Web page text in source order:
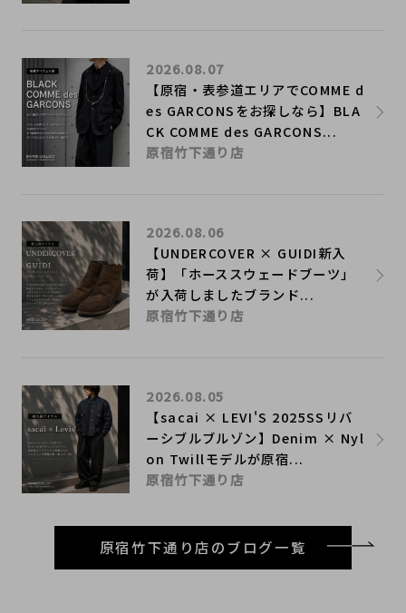
【原宿・表参道エリアでCOMME d
es GARCONSをお探しなら】BLA
CK COMME des GARCONS...
2026.08.07
原宿竹下通り店
【UNDERCOVER × GUIDI新入
荷】「ホーススウェードブーツ」
が入荷しましたブランド...
2026.08.06
原宿竹下通り店
【sacai × LEVI'S 2025SSリバ
ーシブルブルゾン】Denim × Nyl
on Twillモデルが原宿...
2026.08.05
原宿竹下通り店
原宿竹下通り店のブログ一覧